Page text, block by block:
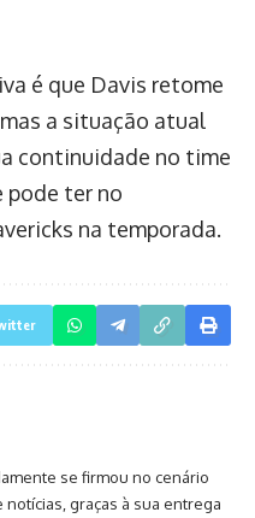
é que Davis retome
a situação atual
continuidade no time
pode ter no
na temporada.
se firmou no cenário
graças à sua entrega